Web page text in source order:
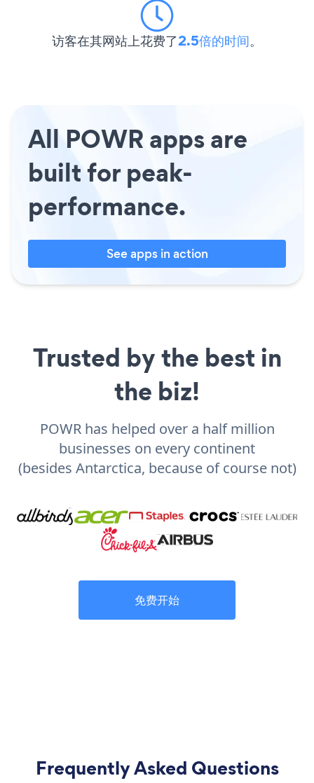
访客在其网站上花费了2.5倍的时间。
All POWR apps are
built for peak-
performance.
See apps in action
Trusted by the best in
the biz!
POWR has helped over a half million
businesses on every continent
(besides Antarctica, because of course not)
免费开始
Frequently Asked Questions